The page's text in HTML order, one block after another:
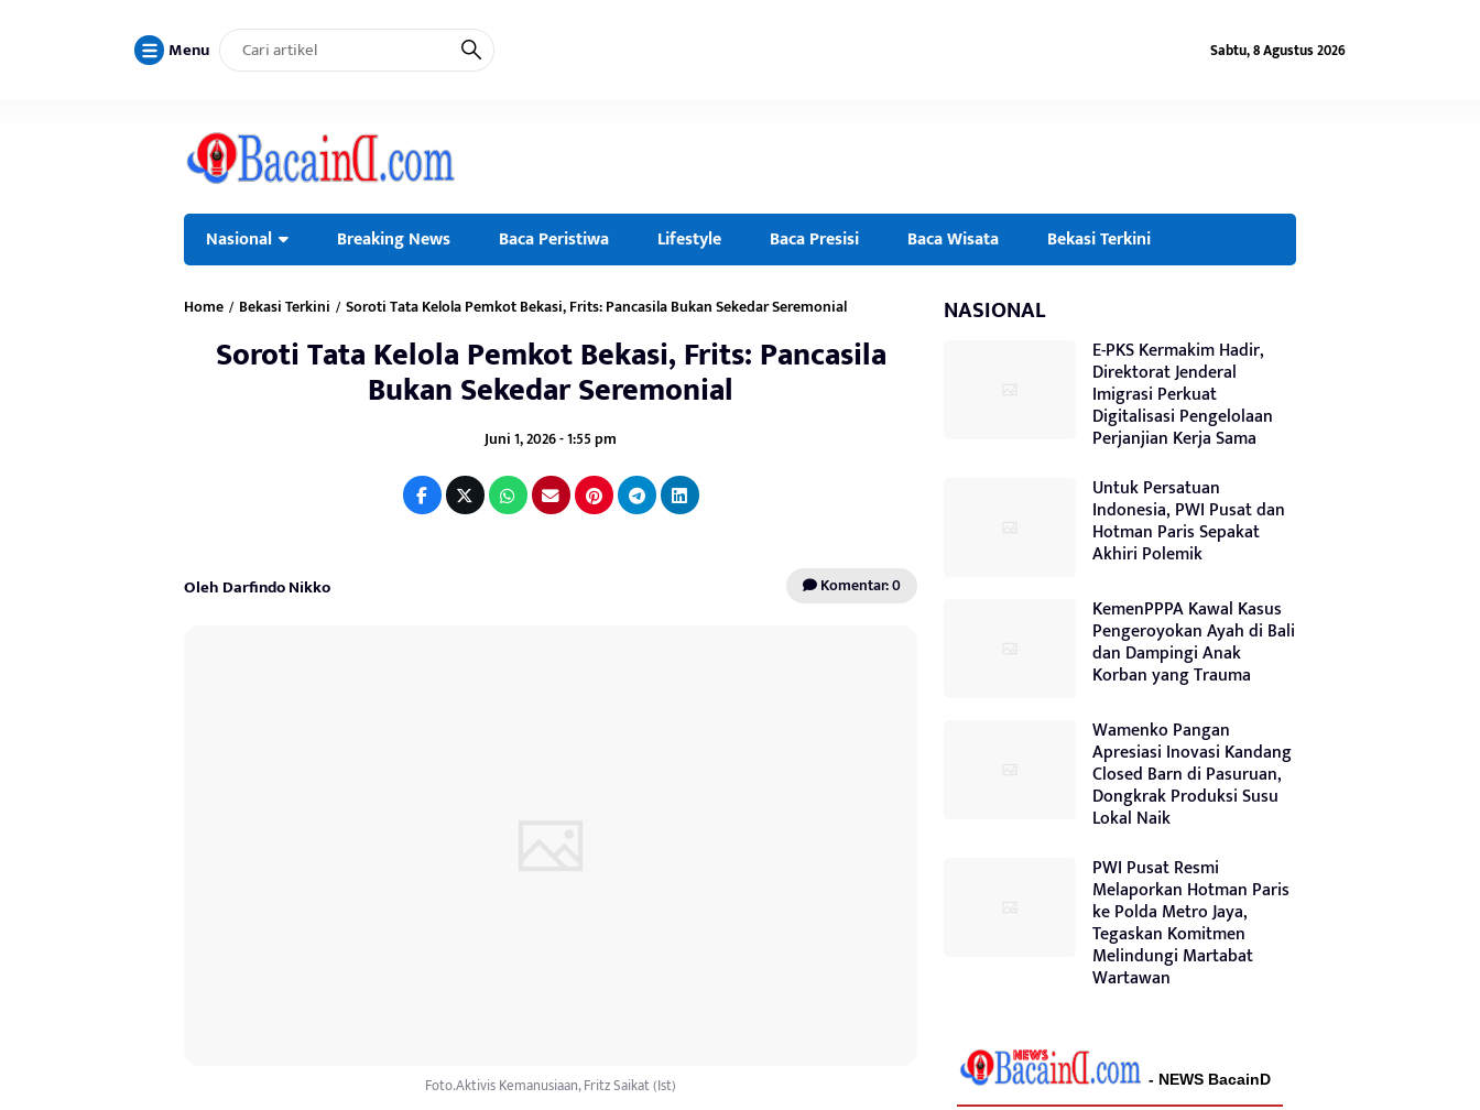
Menu Sabtu, 8 Agustus 2026
Nasional Breaking News Baca Peristiwa Lifestyle Baca Presisi Baca Wisata Bekasi Terkini
Home / Bekasi Terkini / Soroti Tata Kelola Pemkot Bekasi, Frits: Pancasila Bukan Sekedar Seremonial
Soroti Tata Kelola Pemkot Bekasi, Frits: Pancasila
Bukan Sekedar Seremonial
Juni 1, 2026 - 1:55 pm
Oleh Darfindo Nikko Komentar: 0
Foto.Aktivis Kemanusiaan, Fritz Saikat (Ist)
NASIONAL
E-PKS Kermakim Hadir,
Direktorat Jenderal
Imigrasi Perkuat
Digitalisasi Pengelolaan
Perjanjian Kerja Sama
Untuk Persatuan
Indonesia, PWI Pusat dan
Hotman Paris Sepakat
Akhiri Polemik
KemenPPPA Kawal Kasus
Pengeroyokan Ayah di Bali
dan Dampingi Anak
Korban yang Trauma
Wamenko Pangan
Apresiasi Inovasi Kandang
Closed Barn di Pasuruan,
Dongkrak Produksi Susu
Lokal Naik
PWI Pusat Resmi
Melaporkan Hotman Paris
ke Polda Metro Jaya,
Tegaskan Komitmen
Melindungi Martabat
Wartawan
- NEWS BacainD